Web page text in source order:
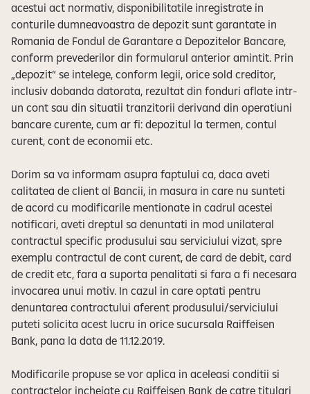
acestui act normativ, disponibilitatile inregistrate in
conturile dumneavoastra de depozit sunt garantate in
Romania de Fondul de Garantare a Depozitelor Bancare,
conform prevederilor din formularul anterior amintit. Prin
„depozit” se intelege, conform legii, orice sold creditor,
inclusiv dobanda datorata, rezultat din fonduri aflate intr-
un cont sau din situatii tranzitorii derivand din operatiuni
bancare curente, cum ar fi: depozitul la termen, contul
curent, cont de economii etc.
Dorim sa va informam asupra faptului ca, daca aveti
calitatea de client al Bancii, in masura in care nu sunteti
de acord cu modificarile mentionate in cadrul acestei
notificari, aveti dreptul sa denuntati in mod unilateral
contractul specific produsului sau serviciului vizat, spre
exemplu contractul de cont curent, de card de debit, card
de credit etc, fara a suporta penalitati si fara a fi necesara
invocarea unui motiv. In cazul in care optati pentru
denuntarea contractului aferent produsului/serviciului
puteti solicita acest lucru in orice sucursala Raiffeisen
Bank, pana la data de 11.12.2019.
Modificarile propuse se vor aplica in aceleasi conditii si
contractelor incheiate cu Raiffeisen Bank de catre titulari